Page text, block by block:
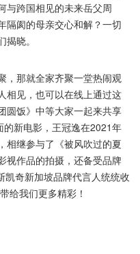
与跨国相见的未来岳父周
隔阂的母亲交心和解？一切
晓。
那就全家齐聚一堂热闹观
相见，也可以在线上通过这
圆饭》中等大家一起来共享
的新电影，王冠逸在2021年
相继参与了《被风吹过的夏
视作品的拍摄，还备受品牌
凯奇新加坡品牌代言人统统收
给我们更多精彩！